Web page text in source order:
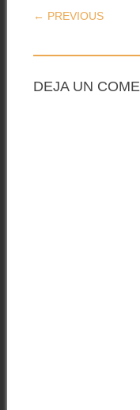
POST
← PREVIOUS
DEJA UN